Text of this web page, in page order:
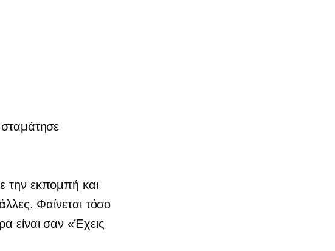
την εκπομπή και
Φαίνεται τόσο
είναι σαν «Έχεις